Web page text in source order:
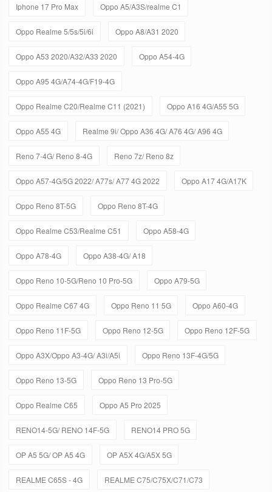
Iphone 17 Pro Max Oppo A5/A3S/realme C1
Oppo Realme 5/5s/5i/6i Oppo A8/A31 2020
Oppo A53 2020/A32/A33 2020 Oppo A54-4G
Oppo A95 4G/A74-4G/F19-4G
Oppo Realme C20/Realme C11 (2021) Oppo A16 4G/A55 5G
Oppo A55 4G Realme 9i/ Oppo A36 4G/ A76 4G/ A96 4G
Reno 7-4G/ Reno 8-4G Reno 7z/ Reno 8z
Oppo A57-4G/5G 2022/ A77s/ A77 4G 2022 Oppo A17 4G/A17K
Oppo Reno 8T-5G Oppo Reno 8T-4G
Oppo Realme C53/Realme C51 Oppo A58-4G
Oppo A78-4G Oppo A38-4G/ A18
Oppo Reno 10-5G/Reno 10 Pro-5G Oppo A79-5G
Oppo Realme C67 4G Oppo Reno 11 5G Oppo A60-4G
Oppo Reno 11F-5G Oppo Reno 12-5G Oppo Reno 12F-5G
Oppo A3X/Oppo A3-4G/ A3i/A5i Oppo Reno 13F-4G/5G
Oppo Reno 13-5G Oppo Reno 13 Pro-5G
Oppo Realme C65 Oppo A5 Pro 2025
RENO14-5G/ RENO 14F-5G RENO14 PRO 5G
OP A5 5G/ OP A5 4G OP A5X 4G/A5X 5G
REALME C65S - 4G REALME C75/C75X/C71/C73